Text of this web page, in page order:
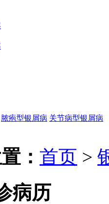
脓疱型银屑病 关节病型银屑病
： 首页 >
病历